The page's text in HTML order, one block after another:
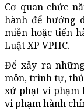
Cơ quan chức
hành để hướng
miễn hoặc tiến
Luật XP VPHC.
Để xảy ra
môn, trình tự,
xử phạt vi phạm
vi phạm hành